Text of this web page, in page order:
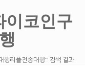
코인구
리플전송대행" 검색 결과